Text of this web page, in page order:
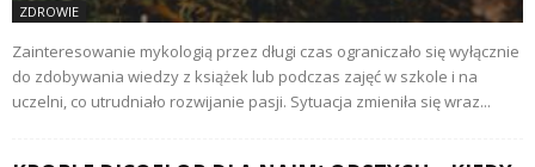
ZDROWIE
Zainteresowanie mykologią przez długi czas ograniczało się wyłącznie
do zdobywania wiedzy z książek lub podczas zajęć w szkole i na
uczelni, co utrudniało rozwijanie pasji. Sytuacja zmieniła się wraz...